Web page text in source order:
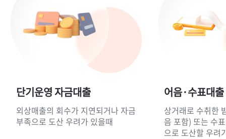
단기운영 자금대출
외상매출의 회수가 지연되거나 자금
부족으로 도산 우려가 있을때
어음·수표대출
상거래로 수취한
음 포함) 또는 수
으로 도산할 우려